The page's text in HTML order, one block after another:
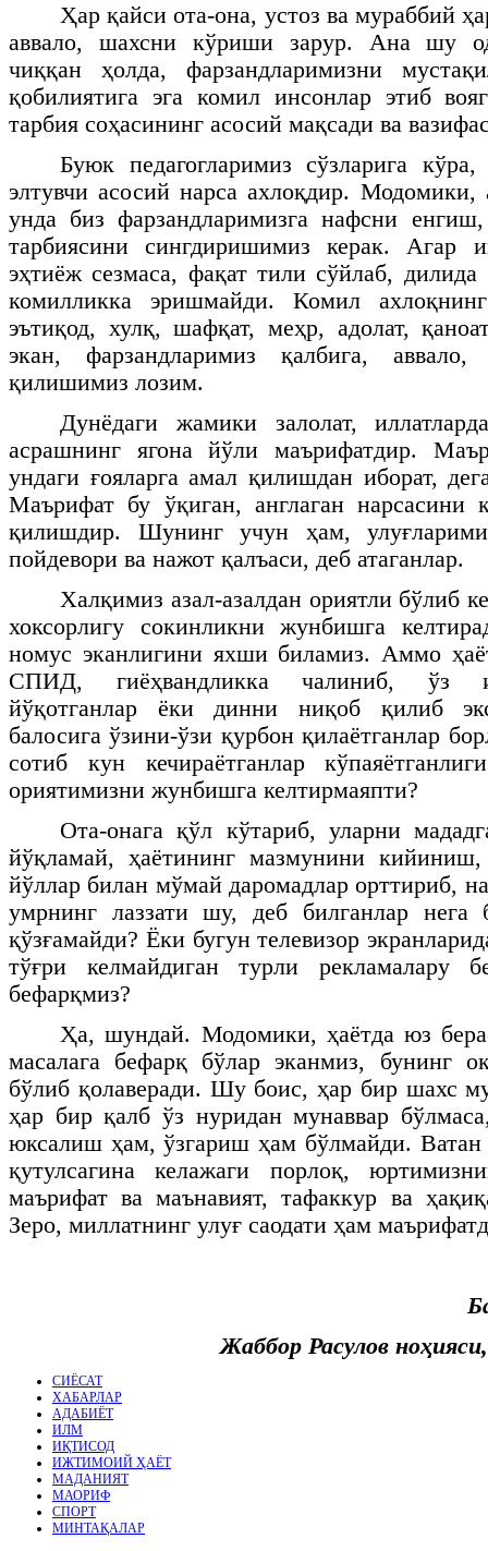
Ҳар қайси ота-она, устоз ва мураббий
аввало, шахсни кўриши зарур. Ана шу
чиққан ҳолда, фарзандларимизни
қобилиятига эга комил инсонлар этиб
тарбия соҳасининг асосий мақсади ва
Буюк педагогларимиз сўзларига
элтувчи асосий нарса ахлоқдир. Модомики,
унда биз фарзандларимизга нафсни
тарбиясини сингдиришимиз керак. Агар
эҳтиёж сезмаса, фақат тили сўйлаб,
комилликка эришмайди. Комил
эътиқод, хулқ, шафқат, меҳр, адолат,
экан, фарзандларимиз қалбига,
қилишимиз лозим.
Дунёдаги жамики залолат,
асрашнинг ягона йўли маърифатдир.
ундаги ғояларга амал қилишдан иборат,
Маърифат бу ўқиган, англаган нарсасини
қилишдир. Шунинг учун ҳам,
пойдевори ва нажот қалъаси, деб атаганлар.
Халқимиз азал-азалдан ориятли бўлиб
хоксорлигу сокинликни жунбишга
номус эканлигини яхши биламиз. Аммо
СПИД, гиёҳвандликка чалиниб, ўз
йўқотганлар ёки динни ниқоб қилиб
балосига ўзини-ўзи қурбон қилаётганлар
сотиб кун кечираётганлар
ориятимизни жунбишга келтирмаяпти?
Ота-онага қўл кўтариб, уларни
йўқламай, ҳаётининг мазмунини
йўллар билан мўмай даромадлар орттириб,
умрнинг лаззати шу, деб билганлар нега
қўзғамайди? Ёки бугун телевизор
тўғри келмайдиган турли рекламалару
бефарқмиз?
Ҳа, шундай. Модомики, ҳаётда юз
масалага бефарқ бўлар эканмиз, бунинг
бўлиб қолаверади. Шу боис, ҳар бир шахс
ҳар бир қалб ўз нуридан мунаввар
юксалиш ҳам, ўзгариш ҳам бўлмайди. Ватан
қутулсагина келажаги порлоқ,
маърифат ва маънавият, тафаккур ва
Зеро, миллатнинг улуғ саодати ҳам
Жаббор Расулов
СИЁСАТ
ХАБАРЛАР
АДАБИЁТ
ИЛМ
ИҚТИСОД
ИЖТИМОИЙ ҲАЁТ
МАДАНИЯТ
МАОРИФ
СПОРТ
МИНТАҚАЛАР